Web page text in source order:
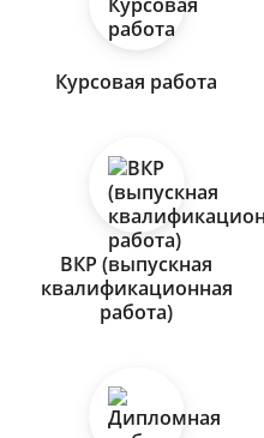
Курсовая работа
ВКР (выпускная
квалификационная
работа)